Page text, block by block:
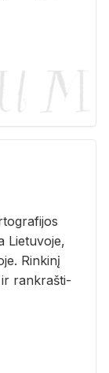
Lie­tu­vo­je,
Rin­ki­nį
ir rank­raš­ti­